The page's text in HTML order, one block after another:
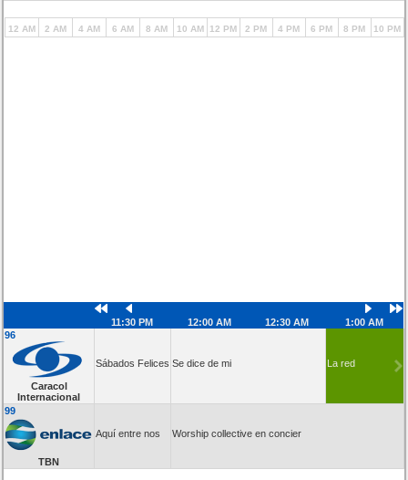
12 AM 2 AM 4 AM 6 AM 8 AM 10 AM 12 PM 2 PM 4 PM 6 PM 8 PM 10 PM
11:30 PM 12:00 AM 12:30 AM
1:00 AM
96
Caracol
Internacional
Sábados Felices Se dice de mi La red
99
TBN
Aquí entre nos Worship collective en concier